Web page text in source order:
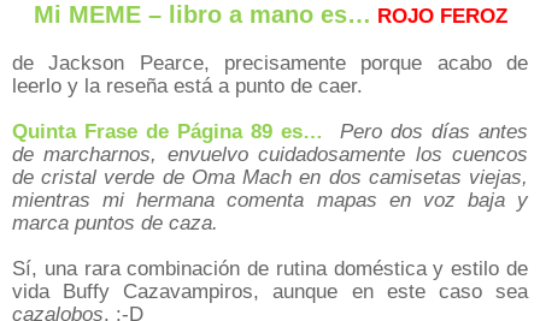
Mi MEME – libro a mano es… ROJO FEROZ
de Jackson Pearce, precisamente porque acabo de
leerlo y la reseña está a punto de caer.
Quinta Frase de Página 89 es…
Pero dos días antes
de marcharnos, envuelvo cuidadosamente los cuencos
de cristal verde de Oma Mach en dos camisetas viejas,
mientras mi hermana comenta mapas en voz baja y
marca puntos de caza.
Sí, una rara combinación de rutina doméstica y estilo de
vida Buffy Cazavampiros, aunque en este caso sea
cazalobos. :-D